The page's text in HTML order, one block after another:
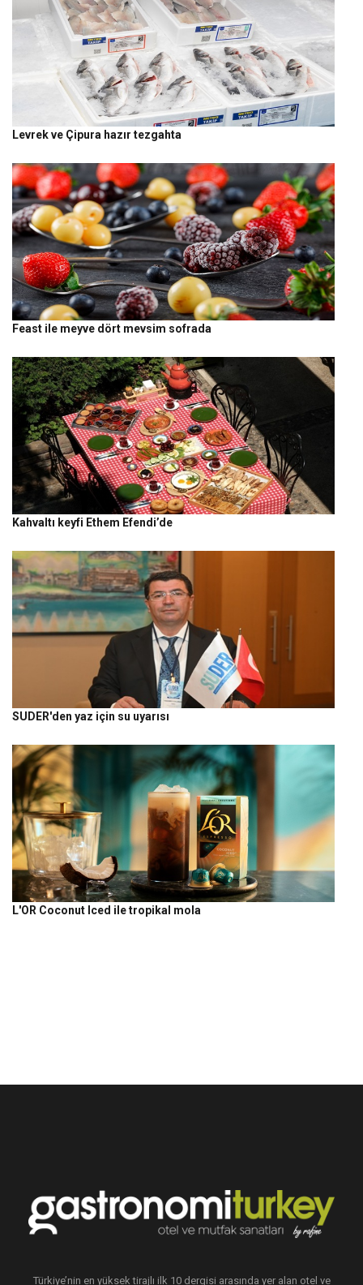
Levrek ve Çipura hazır tezgahta
Feast ile meyve dört mevsim sofrada
Kahvaltı keyfi Ethem Efendi’de
SUDER'den yaz için su uyarısı
L'OR Coconut Iced ile tropikal mola
Türkiye’nin en yüksek tirajlı ilk 10 dergisi arasında yer alan otel ve